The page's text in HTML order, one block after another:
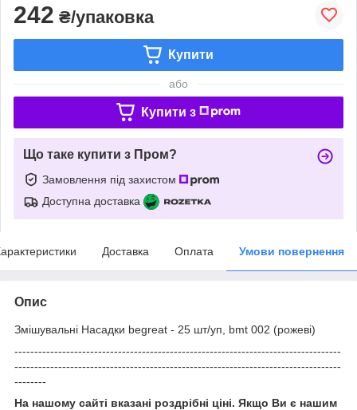
242 ₴/упаковка
Купити
або
Купити з
Що таке купити з Пром?
Замовлення під захистом
Доступна доставка
Доставка Оплата Умови повернення
Опис
Змішувальні Насадки begreat - 25 шт/уп, bmt 002 (рожеві)
----------------------------------------------------------------------------------
----------------------------------------------------------------------------------
--------
На нашому сайті вказані роздрібні ціні. Якщо Ви є нашим